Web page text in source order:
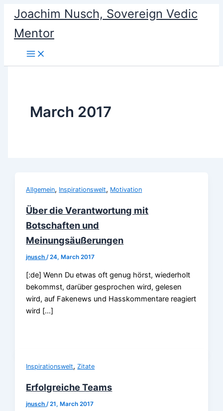
content
Joachim Nusch, Sovereign Vedic
Mentor
March 2017
Allgemein, Inspirationswelt, Motivation
Über die Verantwortung mit
Botschaften und
Meinungsäußerungen
jnusch/24, March 2017
[:de] Wenn Du etwas oft genug hörst, wiederholt
bekommst, darüber gesprochen wird, gelesen
wird, auf Fakenews und Hasskommentare reagiert
wird […]
Inspirationswelt,Zitate
Erfolgreiche Teams
jnusch/21, March 2017